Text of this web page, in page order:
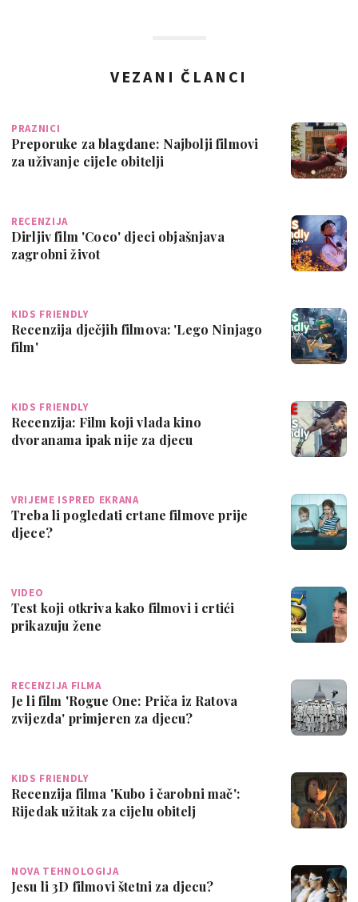
VEZANI ČLANCI
PRAZNICI
Preporuke za blagdane: Najbolji filmovi
za uživanje cijele obitelji
RECENZIJA
Dirljiv film 'Coco' djeci objašnjava
zagrobni život
KIDS FRIENDLY
Recenzija dječjih filmova: 'Lego Ninjago
film'
KIDS FRIENDLY
Recenzija: Film koji vlada kino
dvoranama ipak nije za djecu
VRIJEME ISPRED EKRANA
Treba li pogledati crtane filmove prije
djece?
VIDEO
Test koji otkriva kako filmovi i crtići
prikazuju žene
RECENZIJA FILMA
Je li film 'Rogue One: Priča iz Ratova
zvijezda' primjeren za djecu?
KIDS FRIENDLY
Recenzija filma 'Kubo i čarobni mač':
Rijedak užitak za cijelu obitelj
NOVA TEHNOLOGIJA
Jesu li 3D filmovi štetni za djecu?